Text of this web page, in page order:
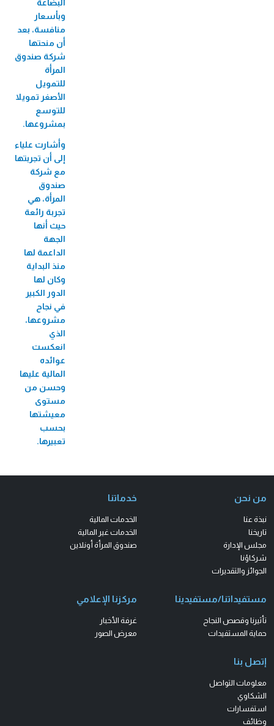
البضاعة
وبأسعار
منافسة، بعد
أن منحتها
شركة صندوق
المرأة
للتمويل
الأصغر تمويلا
للتوسع
بمشروعها.
وأشارت علياء
إلى أن تجربتها
مع شركة
صندوق
المرأة، هي
تجربة رائعة
حيث أنها
الجهة
الداعمة لها
منذ البداية
وكان لها
الدور الكبير
في نجاح
مشروعها،
الذي
انعكست
عوائده
المالية عليها
وحسن من
مستوى
معيشتها
بحسب
تعبيرها.
من نحن
نبذة عنا
تاريخنا
مجلس الإدارة
شركاؤنا
الجوائز والتقديرات
خدماتنا
الخدمات المالية
الخدمات غير المالية
صندوق المرأة أونلاين
مستفيداتنا/مستفيدينا
تأثيرنا وقصص النجاح
حماية المستفيدات
مركزنا الإعلامي
غرفة الأخبار
معرض الصور
إتصل بنا
معلومات التواصل
الشكاوي
استفسارات
وظائف